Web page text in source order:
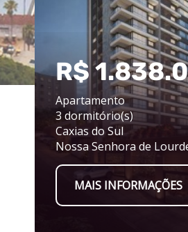
R$
Apartamento
3 dormitório(s)
Caxias do Sul
Nossa Senhora de
MAIS INFORMAÇÕES